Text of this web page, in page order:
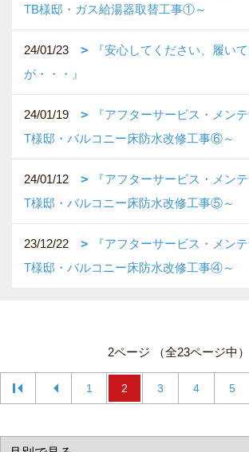
TB様邸・ガス給湯器取替工事①～
24/01/23
『安心してください、履い
が・・・』
24/01/19
『アフターサービス・メン
T様邸・バルコニー床防水改修工事⑥～
24/01/12
『アフターサービス・メン
T様邸・バルコニー床防水改修工事⑤～
23/12/22
『アフターサービス・メン
T様邸・バルコニー床防水改修工事④～
2ページ （全23ページ中）
1 2 3 4 5